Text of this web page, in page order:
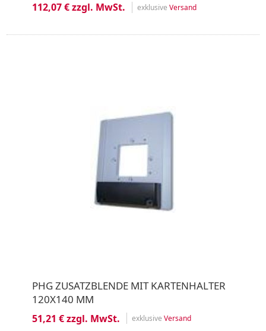
112,07 € zzgl. MwSt. exklusive Versand
PHG ZUSATZBLENDE MIT KARTENHALTER
120X140 MM
51,21 € zzgl. MwSt. exklusive Versand